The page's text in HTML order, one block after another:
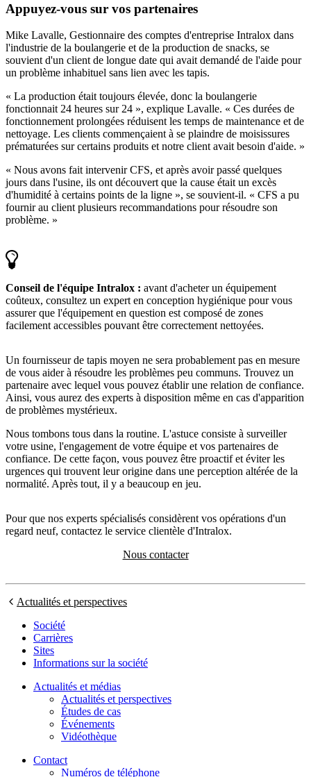
Appuyez-vous sur vos partenaires
Mike Lavalle, Gestionnaire des comptes d'entreprise Intralox dans
l'industrie de la boulangerie et de la production de snacks, se
souvient d'un client de longue date qui avait demandé de l'aide pour
un problème inhabituel sans lien avec les tapis.
« La production était toujours élevée, donc la boulangerie
fonctionnait 24 heures sur 24 », explique Lavalle. « Ces durées de
fonctionnement prolongées réduisent les temps de maintenance et de
nettoyage. Les clients commençaient à se plaindre de moisissures
prématurées sur certains produits et notre client avait besoin d'aide. »
« Nous avons fait intervenir CFS, et après avoir passé quelques
jours dans l'usine, ils ont découvert que la cause était un excès
d'humidité à certains points de la ligne », se souvient-il. « CFS a pu
fournir au client plusieurs recommandations pour résoudre son
problème. »
Conseil de l'équipe Intralox : avant d'acheter un équipement
coûteux, consultez un expert en conception hygiénique pour vous
assurer que l'équipement en question est composé de zones
facilement accessibles pouvant être correctement nettoyées.
Un fournisseur de tapis moyen ne sera probablement pas en mesure
de vous aider à résoudre les problèmes peu communs. Trouvez un
partenaire avec lequel vous pouvez établir une relation de confiance.
Ainsi, vous aurez des experts à disposition même en cas d'apparition
de problèmes mystérieux.
Nous tombons tous dans la routine. L'astuce consiste à surveiller
votre usine, l'engagement de votre équipe et vos partenaires de
confiance. De cette façon, vous pouvez être proactif et éviter les
urgences qui trouvent leur origine dans une perception altérée de la
normalité. Après tout, il y a beaucoup en jeu.
Pour que nos experts spécialisés considèrent vos opérations d'un
regard neuf, contactez le service clientèle d'Intralox.
Nous contacter
Actualités et perspectives
Société
Carrières
Sites
Informations sur la société
Actualités et médias
Actualités et perspectives
Études de cas
Événements
Vidéothèque
Contact
Numéros de téléphone